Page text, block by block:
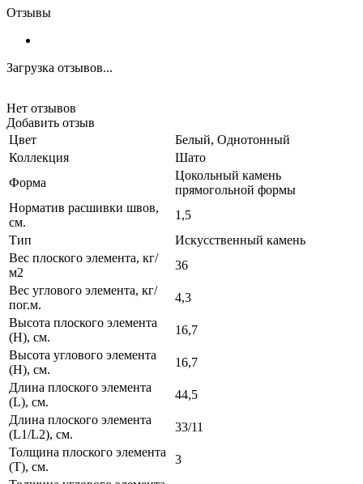
Отзывы
Загрузка отзывов...
Нет отзывов
Добавить отзыв
Цвет
Белый, Однотонный
Коллекция
Шато
Форма
Цокольный камень
прямогольной формы
Норматив расшивки швов,
см.
1,5
Тип
Искусственный камень
Вес плоского элемента, кг/
м2
36
Вес углового элемента, кг/
пог.м.
4,3
Высота плоского элемента
(H), см.
16,7
Высота углового элемента
(H), см.
16,7
Длина плоского элемента
(L), см.
44,5
Длина плоского элемента
(L1/L2), см.
33/11
Толщина плоского элемента
(T), см.
3